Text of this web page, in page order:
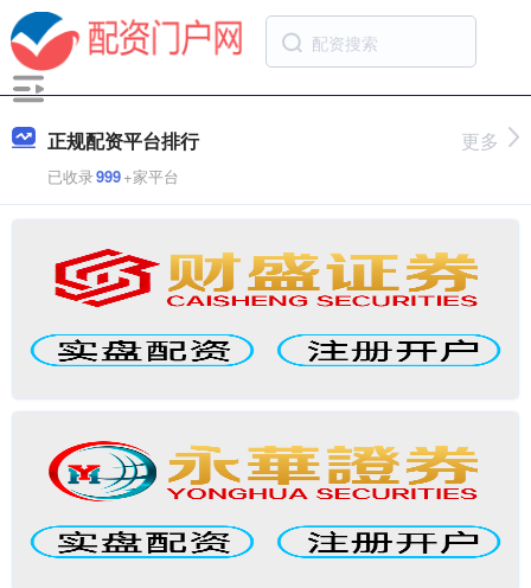
正规配资平台排行
已收录999+家平台
更多